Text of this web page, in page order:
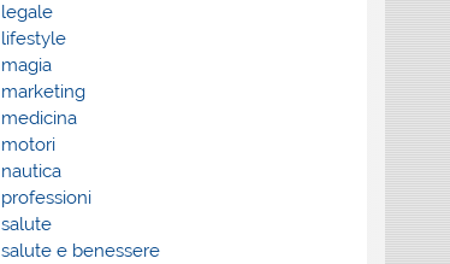
legale
lifestyle
magia
marketing
medicina
motori
nautica
professioni
salute
salute e benessere